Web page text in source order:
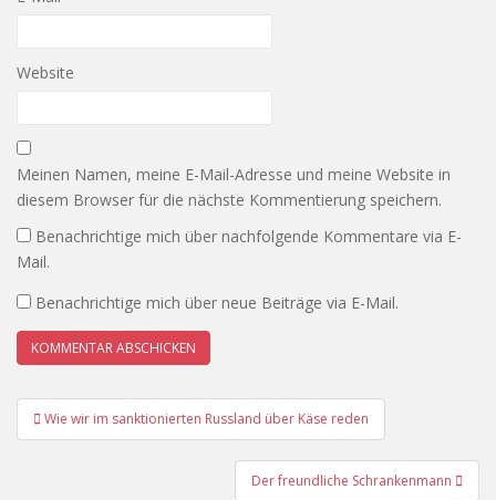
Website
Meinen Namen, meine E-Mail-Adresse und meine Website in
diesem Browser für die nächste Kommentierung speichern.
Benachrichtige mich über nachfolgende Kommentare via E-
Mail.
Benachrichtige mich über neue Beiträge via E-Mail.
Beitrags-
Navigation
Wie wir im sanktionierten Russland über Käse reden
Der freundliche Schrankenmann